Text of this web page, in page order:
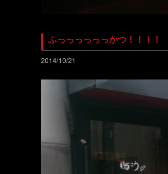
ふっっっっっっかつ！！！！
2014/10/21